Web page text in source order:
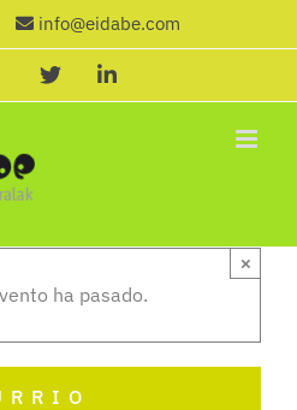
info@eidabe.com
Facebook
X LinkedIn
ha pasado.
×